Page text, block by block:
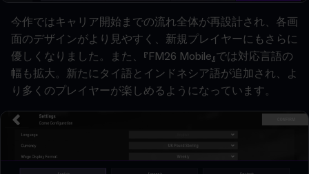
今作ではキャリア開始までの流れ全体が再設計され、各画
面のデザインがより見やすく、新規プレイヤーにもさらに
優しくなりました。また、『FM26 Mobile』では対応言語の
幅も拡大。新たにタイ語とインドネシア語が追加され、よ
り多くのプレイヤーが楽しめるようになっています。